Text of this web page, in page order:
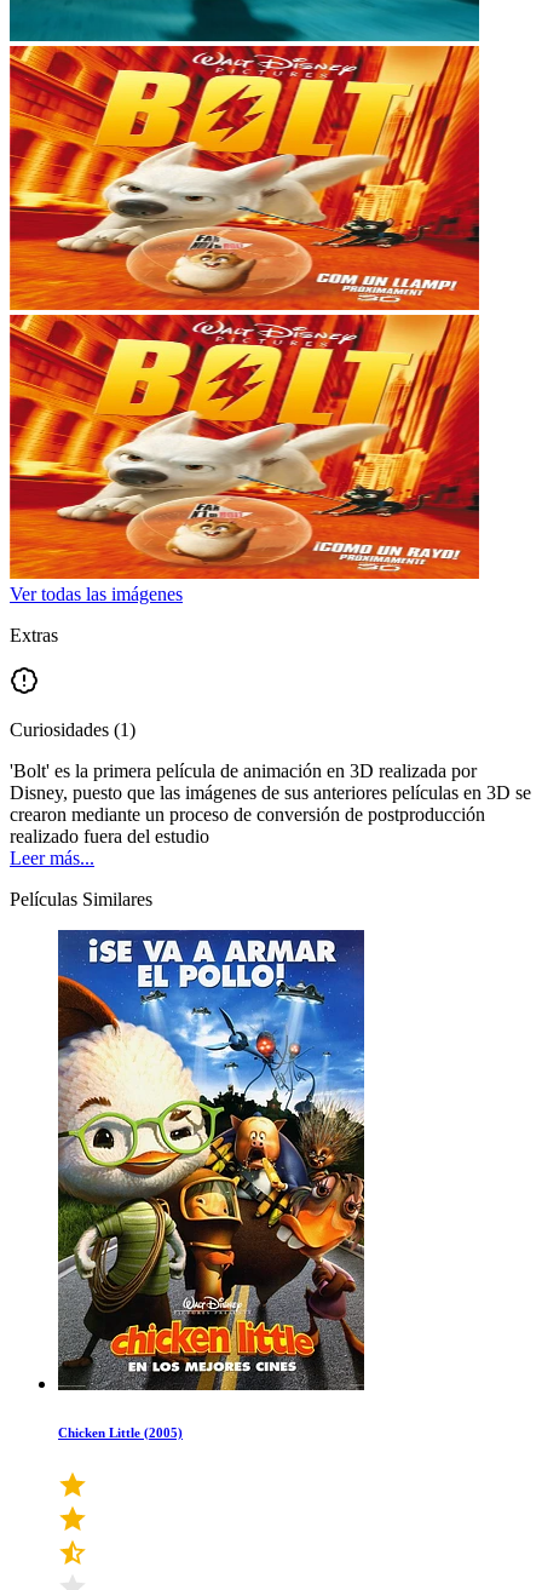
Ver todas las imágenes
Extras
Curiosidades (1)
'Bolt' es la primera película de animación en 3D realizada por
Disney, puesto que las imágenes de sus anteriores películas en 3D se
crearon mediante un proceso de conversión de postproducción
realizado fuera del estudio
Leer más...
Películas Similares
Chicken Little (2005)